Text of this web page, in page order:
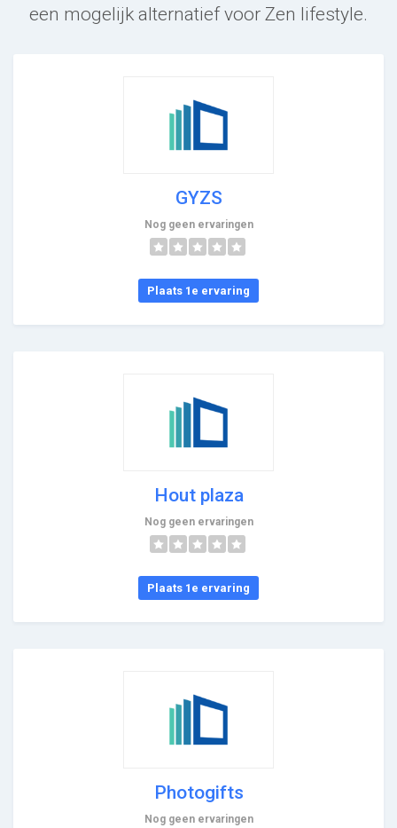
een mogelijk alternatief voor Zen lifestyle.
GYZS
Nog geen ervaringen
Plaats 1e ervaring
Hout plaza
Nog geen ervaringen
Plaats 1e ervaring
Photogifts
Nog geen ervaringen